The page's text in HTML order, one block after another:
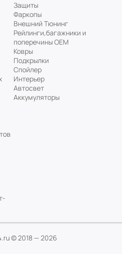
Защиты
Фаркопы
Внешний Тюнинг
Рейлинги,багажники и
поперечины ОЕМ
Ковры
Подкрылки
Спойлер
Интерьер
Автосвет
Аккумуляторы
© 2018 — 2026
Понятно